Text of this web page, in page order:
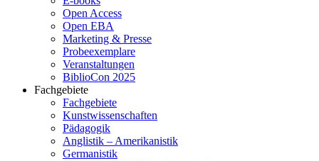
Open Access
Open EBA
Marketing & Presse
Probeexemplare
Veranstaltungen
BiblioCon 2025
Fachgebiete
Fachgebiete
Kunstwissenschaften
Pädagogik
Anglistik – Amerikanistik
Germanistik